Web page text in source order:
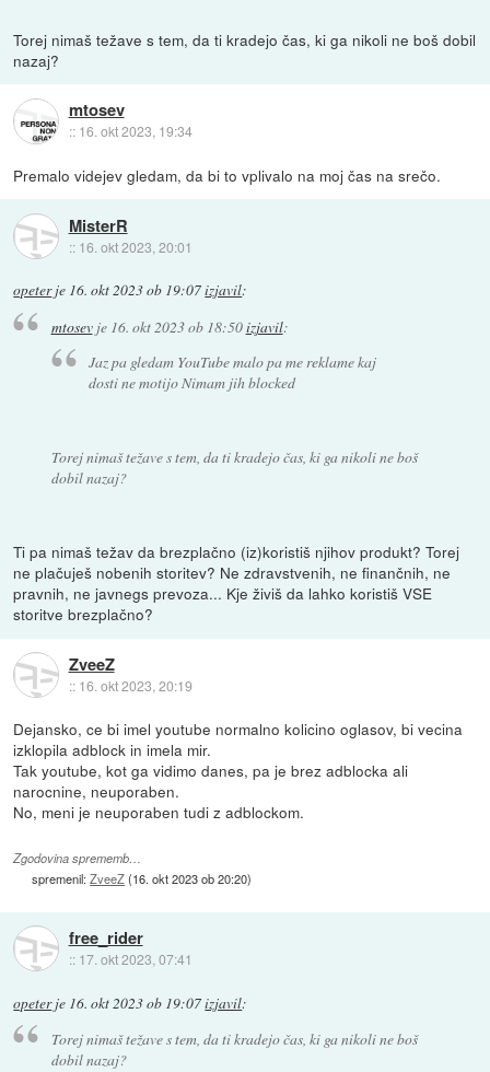
Torej nimaš težave s tem, da ti kradejo čas, ki ga nikoli ne boš dobil
nazaj?
mtosev
:: 16. okt 2023, 19:34
Premalo videjev gledam, da bi to vplivalo na moj čas na srečo.
MisterR
:: 16. okt 2023, 20:01
opeterje 16. okt 2023 ob 19:07izjavil:
mtosevje 16. okt 2023 ob 18:50izjavil:
Jaz pa gledam YouTube malo pa me reklame kaj
dosti ne motijo Nimam jih blocked
Torej nimaš težave s tem, da ti kradejo čas, ki ga nikoli ne boš
dobil nazaj?
Ti pa nimaš težav da brezplačno (iz)koristiš njihov produkt? Torej
ne plačuješ nobenih storitev? Ne zdravstvenih, ne finančnih, ne
pravnih, ne javnegs prevoza... Kje živiš da lahko koristiš VSE
storitve brezplačno?
ZveeZ
:: 16. okt 2023, 20:19
Dejansko, ce bi imel youtube normalno kolicino oglasov, bi vecina
izklopila adblock in imela mir.
Tak youtube, kot ga vidimo danes, pa je brez adblocka ali
narocnine, neuporaben.
No, meni je neuporaben tudi z adblockom.
Zgodovina sprememb…
spremenil:ZveeZ(16. okt 2023 ob 20:20)
free_rider
:: 17. okt 2023, 07:41
opeterje 16. okt 2023 ob 19:07izjavil:
Torej nimaš težave s tem, da ti kradejo čas, ki ga nikoli ne boš
dobil nazaj?